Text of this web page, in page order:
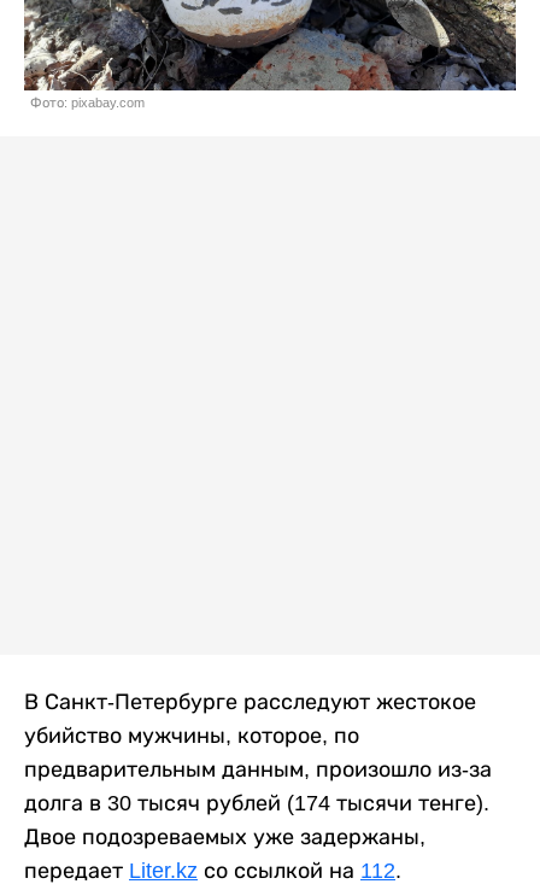
Фото: pixabay.com
В Санкт-Петербурге расследуют жестокое
убийство мужчины, которое, по
предварительным данным, произошло из-за
долга в 30 тысяч рублей (174 тысячи тенге).
Двое подозреваемых уже задержаны,
передает Liter.kz со ссылкой на 112.